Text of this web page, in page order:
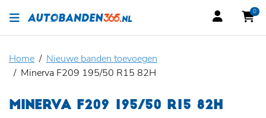
0
Home
Nieuwe banden toevoegen
Minerva F209 195/50 R15 82H
MINERVA F209 195/50 R15 82H